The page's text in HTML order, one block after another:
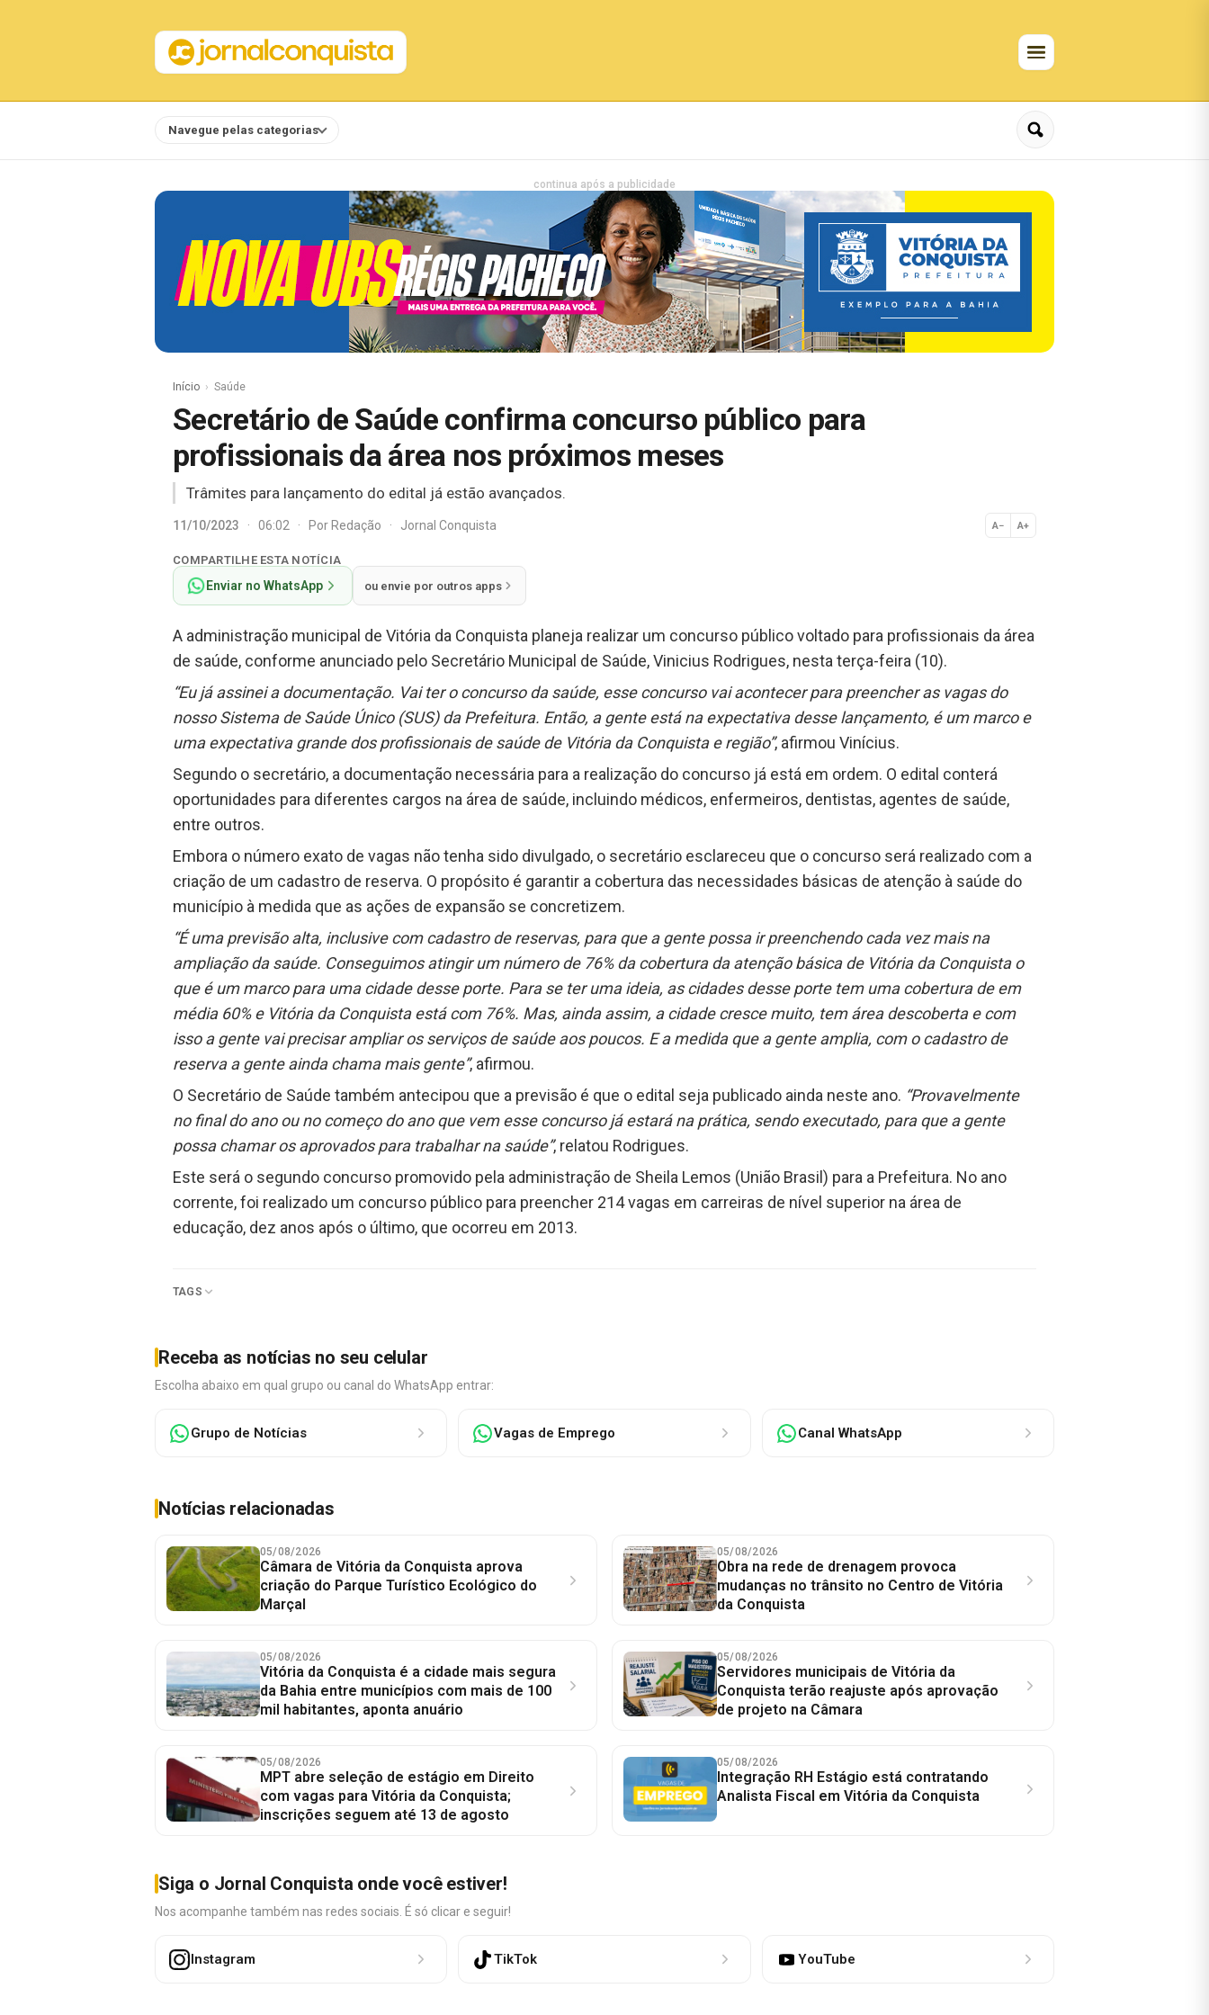
Navegue pelas categorias
continua após a publicidade
Início Saúde
Secretário de Saúde confirma concurso público para
profissionais da área nos próximos meses
Trâmites para lançamento do edital já estão avançados.
11/10/2023 · 06:02 · PorRedação · Jornal Conquista A− A+
Normal
COMPARTILHE ESTA NOTÍCIA
Enviar no WhatsApp ou envie por outros apps
A administração municipal de Vitória da Conquista planeja realizar um concurso público voltado para profissionais da área
de saúde, conforme anunciado pelo Secretário Municipal de Saúde, Vinicius Rodrigues, nesta terça-feira (10).
“Eu já assinei a documentação. Vai ter o concurso da saúde, esse concurso vai acontecer para preencher as vagas do
nosso Sistema de Saúde Único (SUS) da Prefeitura. Então, a gente está na expectativa desse lançamento, é um marco e
uma expectativa grande dos profissionais de saúde de Vitória da Conquista e região”, afirmou Vinícius.
Segundo o secretário, a documentação necessária para a realização do concurso já está em ordem. O edital conterá
oportunidades para diferentes cargos na área de saúde, incluindo médicos, enfermeiros, dentistas, agentes de saúde,
entre outros.
Embora o número exato de vagas não tenha sido divulgado, o secretário esclareceu que o concurso será realizado com a
criação de um cadastro de reserva. O propósito é garantir a cobertura das necessidades básicas de atenção à saúde do
município à medida que as ações de expansão se concretizem.
“É uma previsão alta, inclusive com cadastro de reservas, para que a gente possa ir preenchendo cada vez mais na
ampliação da saúde. Conseguimos atingir um número de 76% da cobertura da atenção básica de Vitória da Conquista o
que é um marco para uma cidade desse porte. Para se ter uma ideia, as cidades desse porte tem uma cobertura de em
média 60% e Vitória da Conquista está com 76%. Mas, ainda assim, a cidade cresce muito, tem área descoberta e com
isso a gente vai precisar ampliar os serviços de saúde aos poucos. E a medida que a gente amplia, com o cadastro de
reserva a gente ainda chama mais gente”, afirmou.
O Secretário de Saúde também antecipou que a previsão é que o edital seja publicado ainda neste ano. “Provavelmente
no final do ano ou no começo do ano que vem esse concurso já estará na prática, sendo executado, para que a gente
possa chamar os aprovados para trabalhar na saúde”, relatou Rodrigues.
Este será o segundo concurso promovido pela administração de Sheila Lemos (União Brasil) para a Prefeitura. No ano
corrente, foi realizado um concurso público para preencher 214 vagas em carreiras de nível superior na área de
educação, dez anos após o último, que ocorreu em 2013.
TAGS
Receba as notícias no seu celular
Escolha abaixo em qual grupo ou canal do WhatsApp entrar:
Grupo de Notícias Vagas de Emprego Canal WhatsApp
Notícias relacionadas
05/08/2026
Câmara de Vitória da Conquista aprova
criação do Parque Turístico Ecológico do
Marçal
05/08/2026
Obra na rede de drenagem provoca
mudanças no trânsito no Centro de Vitória
da Conquista
05/08/2026
Vitória da Conquista é a cidade mais segura
da Bahia entre municípios com mais de 100
mil habitantes, aponta anuário
05/08/2026
Servidores municipais de Vitória da
Conquista terão reajuste após aprovação
de projeto na Câmara
05/08/2026
MPT abre seleção de estágio em Direito
com vagas para Vitória da Conquista;
inscrições seguem até 13 de agosto
05/08/2026
Integração RH Estágio está contratando
Analista Fiscal em Vitória da Conquista
Siga o Jornal Conquista onde você estiver!
Nos acompanhe também nas redes sociais. É só clicar e seguir!
Instagram TikTok YouTube